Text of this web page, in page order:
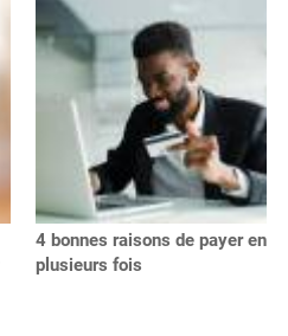
4 bonnes raisons de payer en
plusieurs fois